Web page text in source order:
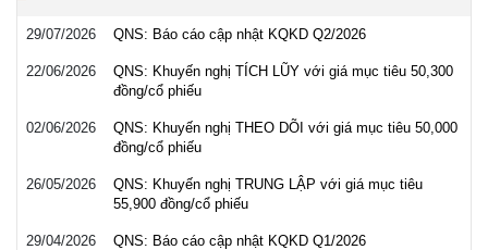
29/07/2026 QNS: Báo cáo cập nhật KQKD Q2/2026
22/06/2026
QNS: Khuyến nghị TÍCH LŨY với giá mục tiêu 50,300
đồng/cổ phiếu
02/06/2026
QNS: Khuyến nghị THEO DÕI với giá mục tiêu 50,000
đồng/cổ phiếu
26/05/2026
QNS: Khuyến nghị TRUNG LẬP với giá mục tiêu
55,900 đồng/cổ phiếu
29/04/2026 QNS: Báo cáo cập nhật KQKD Q1/2026